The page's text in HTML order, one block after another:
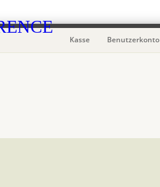
Kasse Benutzerkonto